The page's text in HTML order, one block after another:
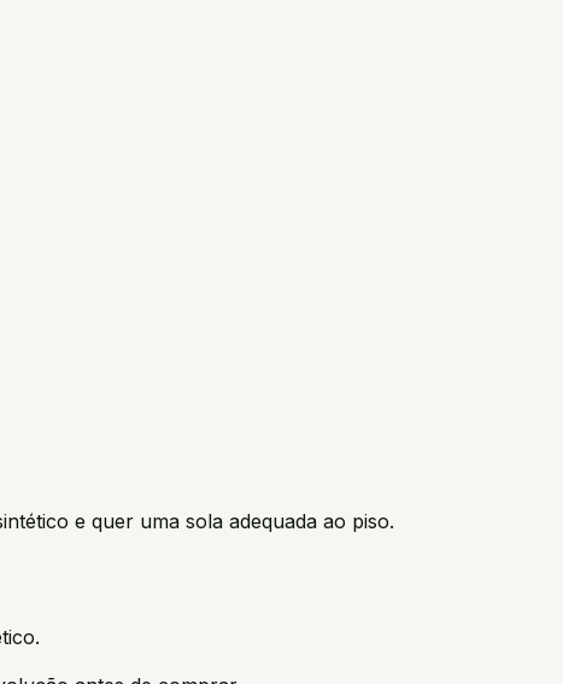
e quer uma sola adequada ao piso.